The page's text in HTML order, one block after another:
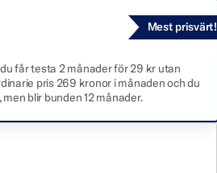
får testa 2 månader för 29 kr utan
pris 269 kronor i månaden och du
blir bunden 12 månader.
Mest prisvärt!